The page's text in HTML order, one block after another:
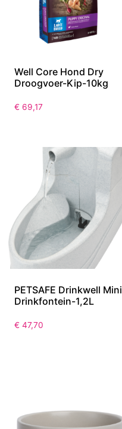
Well Core Hond Dry
Droogvoer-Kip-10kg
€ 69,17
PETSAFE Drinkwell Mini
Drinkfontein-1,2L
€ 47,70